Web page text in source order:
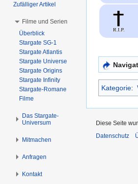
N
a
i
p
r
S
h
s
r
e
n
Kategorie:
Zufälliger Artikel
Filme und Serien
Überblick
Stargate SG-1
Stargate Atlantis
Stargate Universe
Stargate Origins
Stargate Infinity
Stargate-Romane
Filme
Das Stargate-
Universum
Mitmachen
Anfragen
Kontakt
Diese Seite
Datenschutz